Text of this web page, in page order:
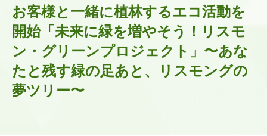
お客様と一緒に植林するエコ活動を
開始「未来に緑を増やそう！リスモ
ン・グリーンプロジェクト」〜あな
たと残す緑の足あと、リスモングの
夢ツリー〜